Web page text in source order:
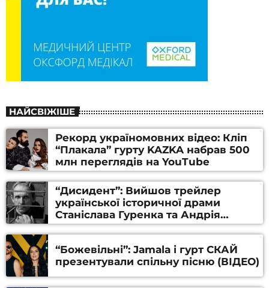
НАЙСВІЖІШЕ
Рекорд україномовних відео: Кліп
“Плакала” гурту KAZKA набрав 500
млн переглядів на YouTube
“Дисидент”: Вийшов трейлер
української історичної драми
Станіслава Гуренка та Андрія
Алфьорова (ВІДЕО)
“Божевільні”: Jamala і гурт СКАЙ
презентували спільну пісню (ВІДЕО)